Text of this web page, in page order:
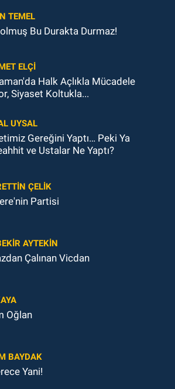
TEMEL
Bu Durakta Durmaz!
ELÇI
Halk Açlıkla Mücadele
Siyaset Koltukla...
UYSAL
Gereğini Yaptı… Peki Ya
ve Ustalar Ne Yaptı?
ÇELİK
Partisi
AYTEKIN
Çalınan Vicdan
Oğlan
BAYDAK
Yani!